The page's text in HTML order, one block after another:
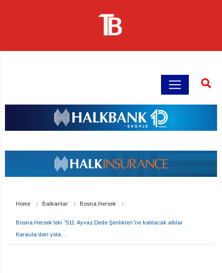
Home Balkanlar Bosna Hersek
Bosna Hersek’teki “511. Ayvaz Dede Şenlikleri”ne katılacak atlılar
Karaula’dan yola…